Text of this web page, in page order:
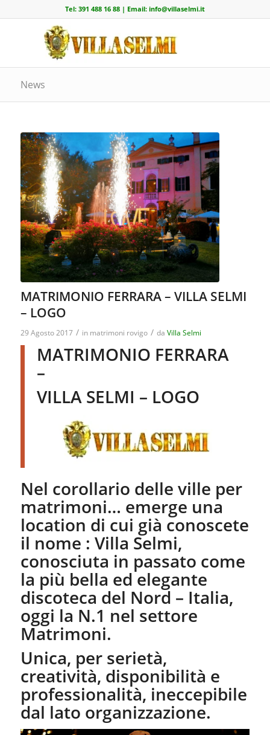
Tel: 391 488 16 88| Email: info@villaselmi.it
News
MATRIMONIO FERRARA – VILLA SELMI
– LOGO
29 Agosto 2017 / in matrimoni rovigo / da Villa Selmi
MATRIMONIO FERRARA
–
VILLA SELMI – LOGO
Nel corollario delle ville per
matrimoni… emerge una
location di cui già conoscete
il nome : Villa Selmi,
conosciuta in passato come
la più bella ed elegante
discoteca del Nord – Italia,
oggi la N.1 nel settore
Matrimoni.
Unica, per serietà,
creatività, disponibilità e
professionalità, ineccepibile
dal lato organizzazione.